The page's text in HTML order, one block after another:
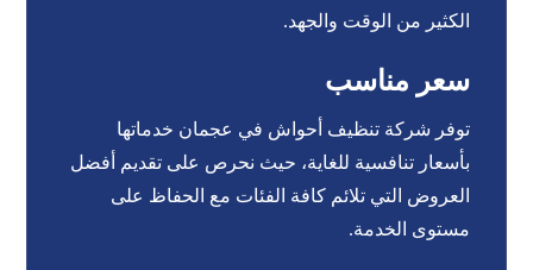
الكثير من الوقت والجهد.
سعر مناسب
توفر شركة تنظيف أحواش في عجمان خدماتها
بأسعار تنافسية للغاية، حيث نحرص على تقديم أفضل
العروض التي تلائم كافة الفئات مع الحفاظ على
مستوى الخدمة.